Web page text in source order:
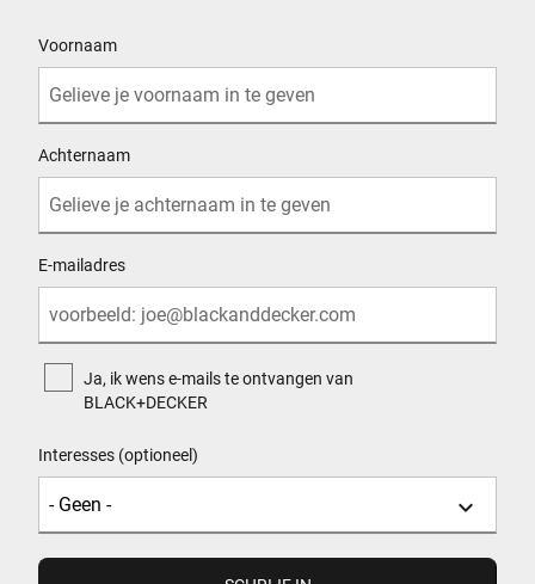
Voornaam
Achternaam
E-mailadres
Ja, ik wens e-mails te ontvangen van
BLACK+DECKER
Interesses (optioneel)